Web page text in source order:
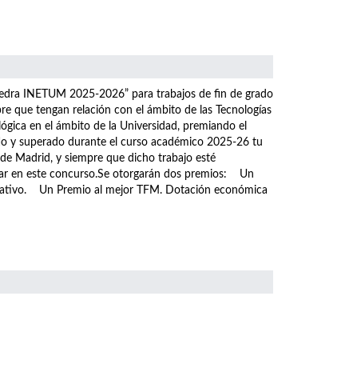
INETUM 2025-2026” para trabajos de fin de grado
que tengan relación con el ámbito de las Tecnologías
en el ámbito de la Universidad, premiando el
y superado durante el curso académico 2025-26 tu
Madrid, y siempre que dicho trabajo esté
en este concurso.Se otorgarán dos premios: Un
Un Premio al mejor TFM. Dotación económica